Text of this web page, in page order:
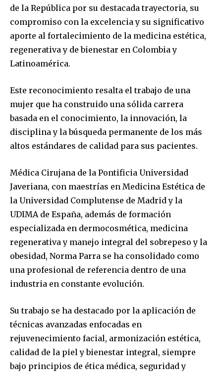
de la República por su destacada trayectoria, su
compromiso con la excelencia y su significativo
aporte al fortalecimiento de la medicina estética,
regenerativa y de bienestar en Colombia y
Latinoamérica.
Este reconocimiento resalta el trabajo de una
mujer que ha construido una sólida carrera
basada en el conocimiento, la innovación, la
disciplina y la búsqueda permanente de los más
altos estándares de calidad para sus pacientes.
Médica Cirujana de la Pontificia Universidad
Javeriana, con maestrías en Medicina Estética de
la Universidad Complutense de Madrid y la
UDIMA de España, además de formación
especializada en dermocosmética, medicina
regenerativa y manejo integral del sobrepeso y la
obesidad, Norma Parra se ha consolidado como
una profesional de referencia dentro de una
industria en constante evolución.
Su trabajo se ha destacado por la aplicación de
técnicas avanzadas enfocadas en
rejuvenecimiento facial, armonización estética,
calidad de la piel y bienestar integral, siempre
bajo principios de ética médica, seguridad y